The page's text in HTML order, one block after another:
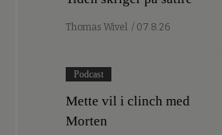
Thomas Wivel / 07.8.26
Podcast
Mette vil i clinch med
Morten